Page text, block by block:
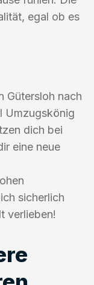
egal ob es
Gütersloh nach
Umzugskönig
dich bei
eine neue
sicherlich
verlieben!